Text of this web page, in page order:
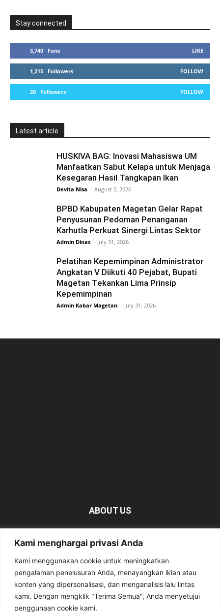
Kami menghargai privasi Anda
Kami menggunakan cookie untuk meningkatkan
pengalaman penelusuran Anda, menayangkan iklan atau
konten yang dipersonalisasi, dan menganalisis lalu lintas
kami. Dengan mengklik "Terima Semua", Anda menyetujui
penggunaan cookie kami.
Stay connected
3,740 Fans LIKE
1,215 Followers FOLLOW
20 Followers FOLLOW
Latest article
HUSKIVA BAG: Inovasi Mahasiswa UM
Manfaatkan Sabut Kelapa untuk Menjaga
Kesegaran Hasil Tangkapan Ikan
Devita Nisa - August 2, 2026
BPBD Kabupaten Magetan Gelar Rapat
Penyusunan Pedoman Penanganan
Karhutla Perkuat Sinergi Lintas Sektor
Admin Dinas - July 31, 2026
Pelatihan Kepemimpinan Administrator
Angkatan V Diikuti 40 Pejabat, Bupati
Magetan Tekankan Lima Prinsip
Kepemimpinan
Admin Kabar Magetan - July 31, 2026
ABOUT US
berita tentang Magetan yang bersumber dari berbagai
Contact us:kabarmagetan@gmail.com